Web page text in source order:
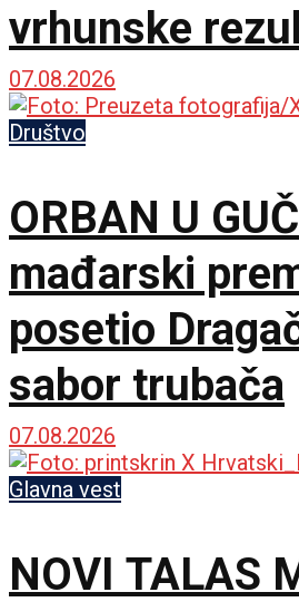
vrhunske
međunarodnoj
07.08.2026
Društvo
ORBAN U
mađarski
posetio
sabor trubača
07.08.2026
Glavna vest
NOVI TALAS